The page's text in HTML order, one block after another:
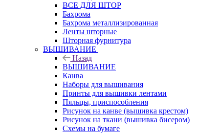
ВСЕ ДЛЯ ШТОР
Бахрома
Бахрома металлизированная
Ленты шторные
Шторная фурнитура
ВЫШИВАНИЕ
Назад
ВЫШИВАНИЕ
Канва
Наборы для вышивания
Принты для вышивки лентами
Пяльцы, приспособления
Рисунок на канве (вышивка крестом)
Рисунок на ткани (вышивка бисером)
Схемы на бумаге